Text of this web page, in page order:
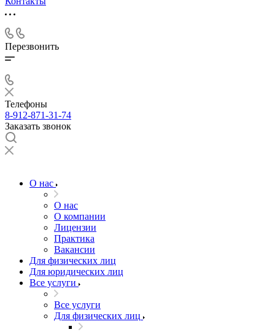
Перезвонить
Телефоны
8-912-871-31-74
Заказать звонок
О нас
О нас
О компании
Лицензии
Практика
Вакансии
Для физических лиц
Для юридических лиц
Все услуги
Все услуги
Для физических лиц